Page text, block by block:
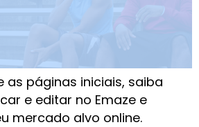
as páginas iniciais, saiba
e editar no Emaze e
mercado alvo online.